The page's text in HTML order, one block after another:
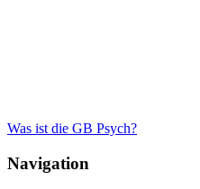
Was ist die GB Psych?
Navigation